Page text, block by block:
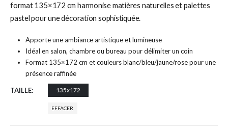
format 135×172 cm harmonise matières naturelles et palettes
pastel pour une décoration sophistiquée.
Apporte une ambiance artistique et lumineuse
Idéal en salon, chambre ou bureau pour délimiter un coin
Format 135×172 cm et couleurs blanc/bleu/jaune/rose pour une
présence raffinée
TAILLE 135x172
EFFACER